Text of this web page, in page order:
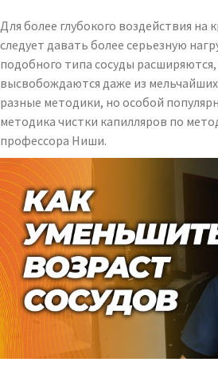
Для более глубокого воздействия на
следует давать более серьезную
подобного типа сосуды
высвобождаются даже из
разные методики, но особой
методика чистки капилляров по
профессора Ниши.